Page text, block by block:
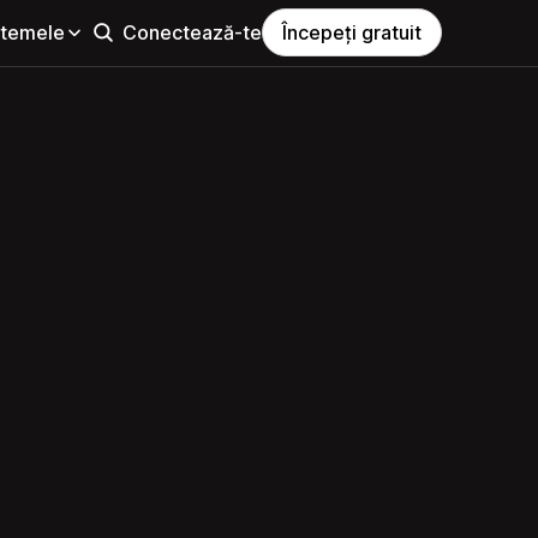
Conectează-te Începeți gratuit